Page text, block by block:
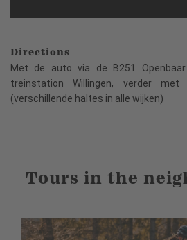
Directions
Met de auto via de B251
treinstation Willingen, verder
(verschillende haltes in alle wijken)
Tours in the